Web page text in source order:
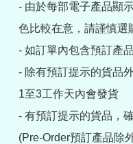
- 由於每部電子產品顯
色比較在意，請謹慎選
- 如訂單內包含預訂產
- 除有預訂提示的貨品
1至3工作天內會發貨
- 有預訂提示的貨品，
(Pre-Order預訂產品除